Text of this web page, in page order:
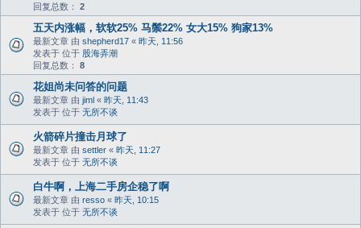
回复总数： 2
五天内涨幅，软软25% 马鬃22% 女大15% 狗家13%
最新文章 由 shepherd17 « 昨天, 11:56
发表于 位于 股海弄潮
回复总数： 8
花姐尚未问答的问题
最新文章 由 jiml « 昨天, 11:43
发表于 位于 无所不谈
火箭碎片撞击月球了
最新文章 由 settler « 昨天, 11:27
发表于 位于 无所不谈
白牛啊，上海二手房企稳了啊
最新文章 由 resso « 昨天, 10:15
发表于 位于 无所不谈